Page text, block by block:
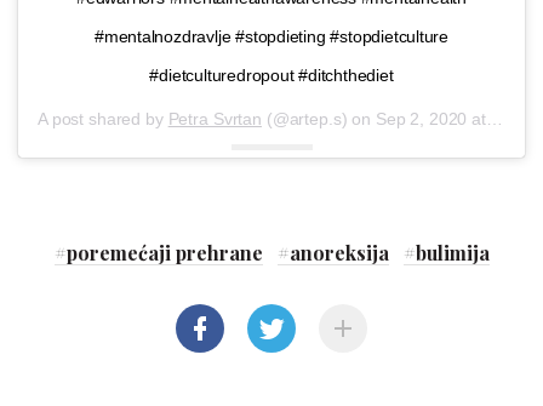
#mentalnozdravlje #stopdieting #stopdietculture
#dietculturedropout #ditchthediet
A post shared by Petra Svrtan (@artep.s) on Sep 2, 2020 at 4:36am PDT
#poremećaji prehrane #anoreksija #bulimija